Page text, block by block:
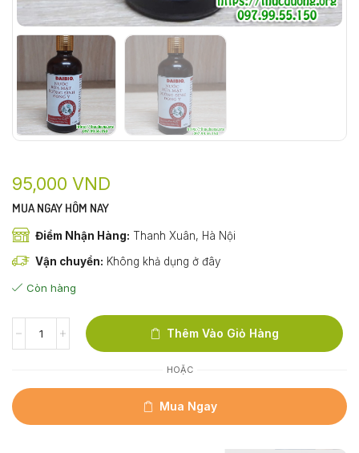
95,000 VND
MUA NGAY HÔM NAY
Điểm Nhận Hàng: Thanh Xuân, Hà Nội
Vận chuyển: Không khả dụng ở đây
Còn hàng
Thêm Vào Giỏ Hàng
HOẶC
Mua Ngay